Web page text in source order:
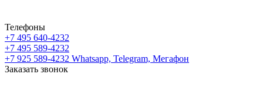
Телефоны
+7 495 640-4232
+7 495 589-4232
+7 925 589-4232 Whatsapp, Telegram, Мегафон
Заказать звонок